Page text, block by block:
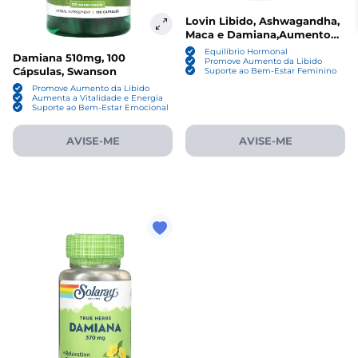
Damiana 510mg, 100
Cápsulas, Swanson
Promove Aumento da Libido
Aumenta a Vitalidade e Energia
Suporte ao Bem-Estar Emocional
AVISE-ME
Lovin Libido, Ashwagandha,
Maca e Damiana,Aumento
do Libido Feminino, 40
Cápsulas, OLLY
Equilíbrio Hormonal
Promove Aumento da Libido
Suporte ao Bem-Estar Feminino
AVISE-ME